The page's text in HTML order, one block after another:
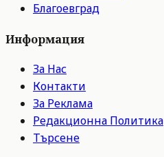
Благоевград
Информация
За Нас
Контакти
За Реклама
Редакционна Политика
Търсене